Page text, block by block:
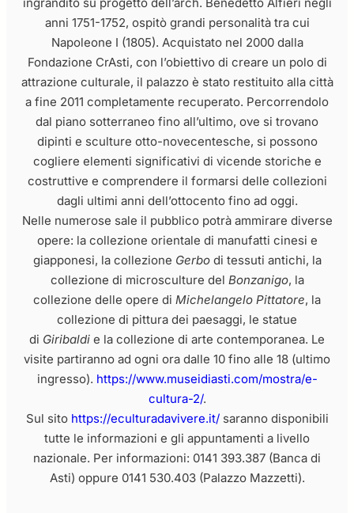
anni 1751-1752, ospitò grandi personalità tra cui
Napoleone I (1805). Acquistato nel 2000 dalla
Fondazione CrAsti, con l’obiettivo di creare un polo di
attrazione culturale, il palazzo è stato restituito alla città
a fine 2011 completamente recuperato. Percorrendolo
dal piano sotterraneo fino all’ultimo, ove si trovano
dipinti e sculture otto-novecentesche, si possono
cogliere elementi significativi di vicende storiche e
costruttive e comprendere il formarsi delle collezioni
dagli ultimi anni dell’ottocento fino ad oggi.
Nelle numerose sale il pubblico potrà ammirare diverse
opere: la collezione orientale di manufatti cinesi e
giapponesi, la collezione Gerbodi tessuti antichi, la
collezione di microsculture del Bonzanigo, la
collezione delle opere di Michelangelo Pittatore, la
collezione di pittura dei paesaggi, le statue
di Giribaldi e la collezione di arte contemporanea. Le
visite partiranno ad ogni ora dalle 10 fino alle 18 (ultimo
ingresso). https://www.museidiasti.com/mostra/e-
cultura-2/.
Sul sito https://eculturadavivere.it/saranno disponibili
tutte le informazioni e gli appuntamenti a livello
nazionale. Per informazioni: 0141 393.387 (Banca di
Asti) oppure 0141 530.403 (Palazzo Mazzetti).